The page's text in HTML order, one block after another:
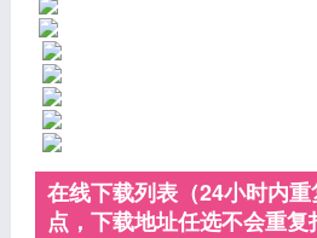
在线下载列表（24小时内
点，下载地址任选不会重复